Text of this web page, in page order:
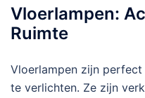
Vloerlampen:
Ruimte
Vloerlampen zijn
te verlichten. Ze zijn